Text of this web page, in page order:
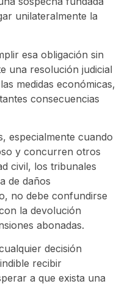
unilateralmente la
esa obligación sin
una resolución judicial
medidas económicas,
consecuencias
especialmente cuando
y concurren otros
civil, los tribunales
de daños
no debe confundirse
la devolución
abonadas.
decisión
recibir
a que exista una